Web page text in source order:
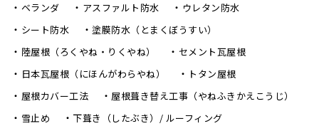
ベランダ
アスファルト防水
ウレタン防水
シート防水
塗膜防水（とまくぼうすい）
陸屋根（ろくやね・りくやね）
セメント瓦屋根
日本瓦屋根（にほんがわらやね）
トタン屋根
屋根カバー工法
屋根葺き替え工事（やねふきかえこうじ）
雪止め
下葺き（したぶき）/ ルーフィング